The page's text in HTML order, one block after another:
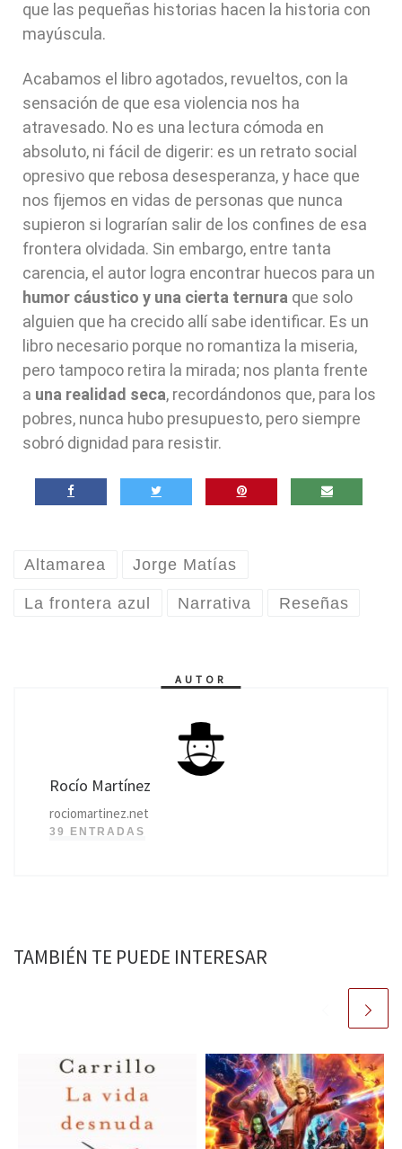
que las pequeñas historias hacen la historia con
mayúscula.
Acabamos el libro agotados, revueltos, con la
sensación de que esa violencia nos ha
atravesado. No es una lectura cómoda en
absoluto, ni fácil de digerir: es un retrato social
opresivo que rebosa desesperanza, y hace que
nos fijemos en vidas de personas que nunca
supieron si lograrían salir de los confines de esa
frontera olvidada. Sin embargo, entre tanta
carencia, el autor logra encontrar huecos para un
humor cáustico y una cierta ternura que solo
alguien que ha crecido allí sabe identificar. Es un
libro necesario porque no romantiza la miseria,
pero tampoco retira la mirada; nos planta frente
a una realidad seca, recordándonos que, para los
pobres, nunca hubo presupuesto, pero siempre
sobró dignidad para resistir.
Altamarea Jorge Matías
La frontera azul Narrativa Reseñas
AUTOR
Rocío Martínez
rociomartinez.net
39 ENTRADAS
TAMBIÉN TE PUEDE INTERESAR